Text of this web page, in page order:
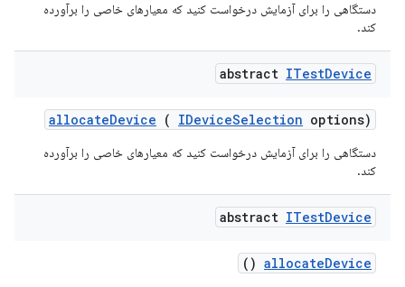
دستگاهی را برای آزمایش درخواست کنید که معیارهای خاصی را برآورده
کند.
abstract ITestDevice
allocateDevice ( IDeviceSelection options)
دستگاهی را برای آزمایش درخواست کنید که معیارهای خاصی را برآورده
کند.
abstract ITestDevice
allocateDevice
()